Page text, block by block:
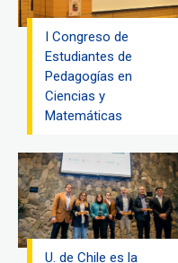
I Congreso de
Estudiantes de
Pedagogías en
Ciencias y
Matemáticas
U. de Chile es la